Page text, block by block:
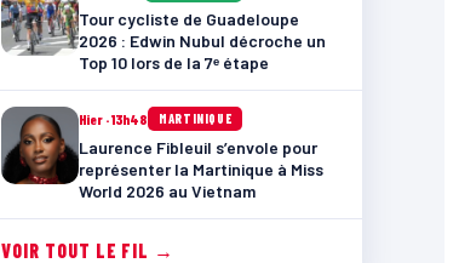
Tour cycliste de Guadeloupe
2026 : Edwin Nubul décroche un
Top 10 lors de la 7ᵉ étape
Hier · 13h48 MARTINIQUE
Laurence Fibleuil s’envole pour
représenter la Martinique à Miss
World 2026 au Vietnam
VOIR TOUT LE FIL →